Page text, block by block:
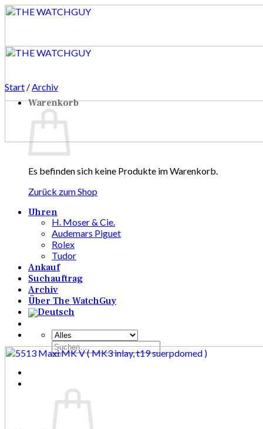
Zum
Warenkorb
Es befinden sich keine Produkte im Warenkorb.
Zurück zum Shop
Uhren
H. Moser & Cie.
Audemars Piguet
Rolex
Tudor
Ankauf
Suchauftrag
Archiv
Über The WatchGuy
Suchen
nach:
Start /Archiv